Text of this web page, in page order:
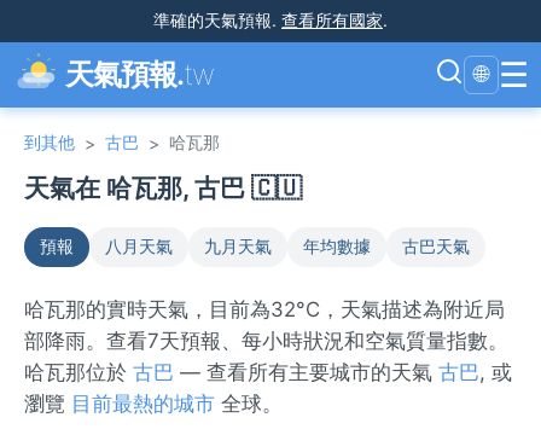
準確的天氣預報. 查看所有國家.
天氣預報.tw 🌐 ☰
到其他 > 古巴 > 哈瓦那
天氣在 哈瓦那, 古巴 🇨🇺
預報 八月天氣 九月天氣 年均數據 古巴天氣
哈瓦那的實時天氣，目前為32°C，天氣描述為附近局
部降雨。查看7天預報、每小時狀況和空氣質量指數。
哈瓦那位於 古巴 — 查看所有主要城市的天氣 古巴, 或
瀏覽 目前最熱的城市 全球。